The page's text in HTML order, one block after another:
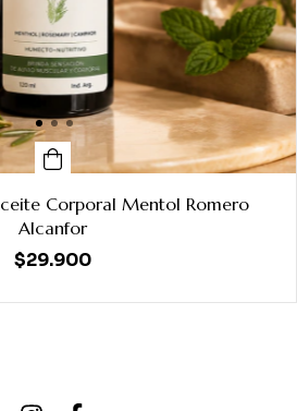
Corporal Mentol Romero
Alcanfor
$29.900